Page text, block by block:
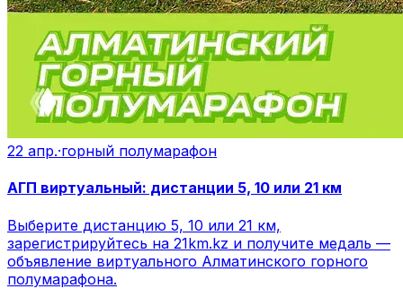
22 апр.·горный полумарафон
АГП виртуальный: дистанции 5, 10 или 21 км
Выберите дистанцию 5, 10 или 21 км,
зарегистрируйтесь на 21km.kz и получите медаль —
объявление виртуального Алматинского горного
полумарафона.